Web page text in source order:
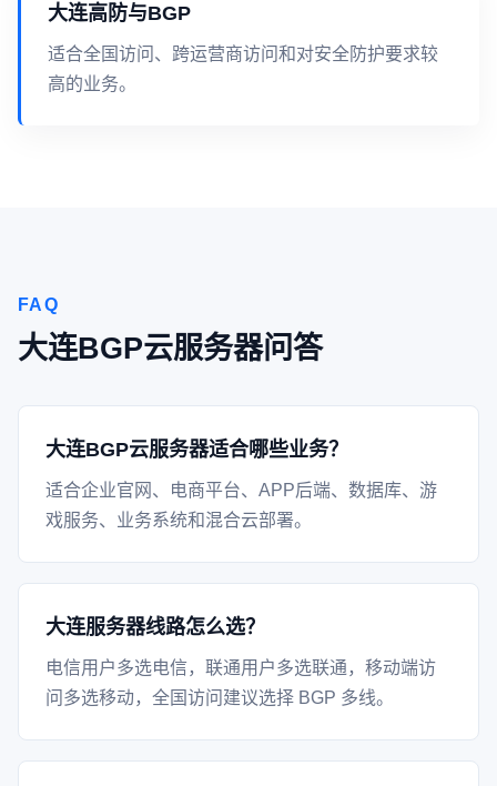
大连高防与BGP
适合全国访问、跨运营商访问和对安全防护要求较
高的业务。
FAQ
大连BGP云服务器问答
大连BGP云服务器适合哪些业务？
适合企业官网、电商平台、APP后端、数据库、游
戏服务、业务系统和混合云部署。
大连服务器线路怎么选？
电信用户多选电信，联通用户多选联通，移动端访
问多选移动，全国访问建议选择 BGP 多线。